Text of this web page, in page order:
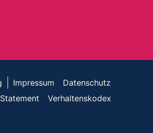
Impressum
Datenschutz
Verhaltenskodex